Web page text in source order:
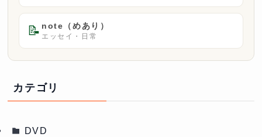
📝 note（めあり）
エッセイ・日常
カテゴリ
DVD